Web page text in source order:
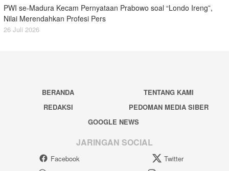
PWI se-Madura Kecam Pernyataan Prabowo soal “Londo Ireng”,
Nilai Merendahkan Profesi Pers
26 Juli 2026
BERANDA
TENTANG KAMI
REDAKSI
PEDOMAN MEDIA SIBER
GOOGLE NEWS
JARINGAN SOCIAL
Facebook
Twitter